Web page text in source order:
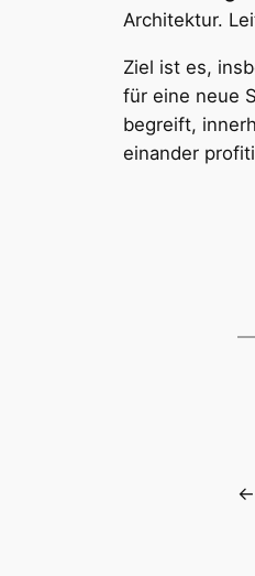
Architektur.
Ziel ist es,
für eine neue
begreift,
einander
←